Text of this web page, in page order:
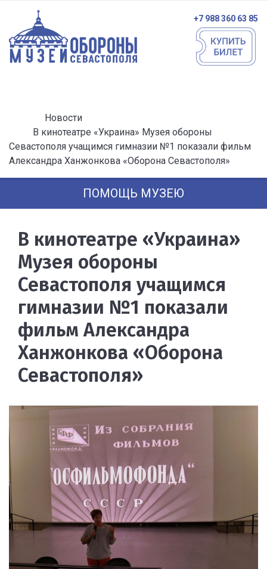
+7 988 360 63 85
Новости
В кинотеатре «Украина» Музея обороны
Севастополя учащимся гимназии №1 показали фильм
Александра Ханжонкова «Оборона Севастополя»
ПОМОЩЬ МУЗЕЮ
В кинотеатре «Украина»
Музея обороны
Севастополя учащимся
гимназии №1 показали
фильм Александра
Ханжонкова «Оборона
Севастополя»